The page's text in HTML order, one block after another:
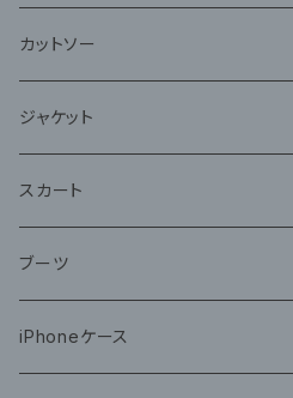
カットソー
ジャケット
スカート
ブーツ
iPhoneケース